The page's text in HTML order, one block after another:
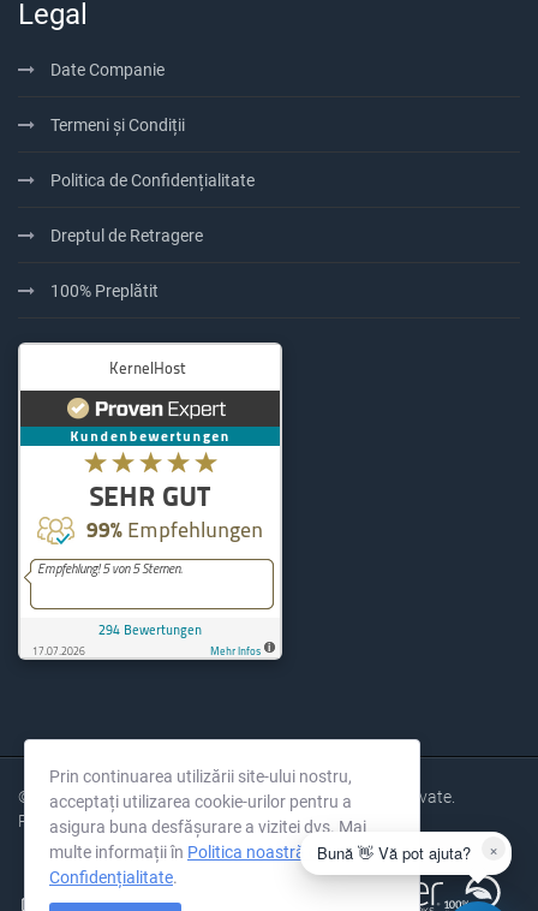
Legal
Date Companie
Termeni și Condiții
Politica de Confidențialitate
Dreptul de Retragere
100% Preplătit
© 2004-2026 KernelHost GmbH. Toate drepturile rezervate.
Prețuri fără TVA.
Prin continuarea utilizării site-ului nostru,
acceptați utilizarea cookie-urilor pentru a
asigura buna desfășurare a vizitei dvs. Mai
multe informații în Politica noastră de
Confidențialitate.
×
Bună 👋 Vă pot ajuta?